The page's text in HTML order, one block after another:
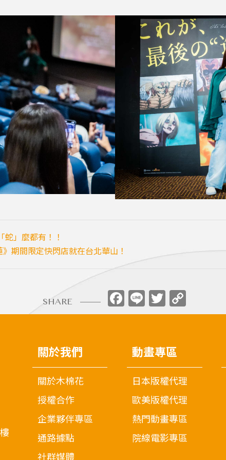
蛇」麼都有！！
期間限定快閃店就在台北華山！
SHARE Facebook
LineTwitter
Link
關於我們
關於木棉花
授權合作
企業夥伴專區
通路據點
社群媒體
動畫專區
日本版權代理
歐美版權代理
熱門動畫專區
院線電影專區